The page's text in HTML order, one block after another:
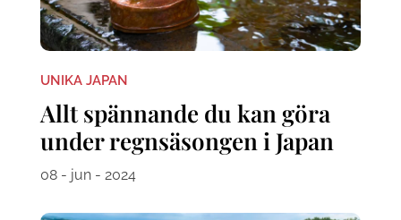
UNIKA JAPAN
Allt spännande du kan göra
under regnsäsongen i Japan
08 - jun - 2024